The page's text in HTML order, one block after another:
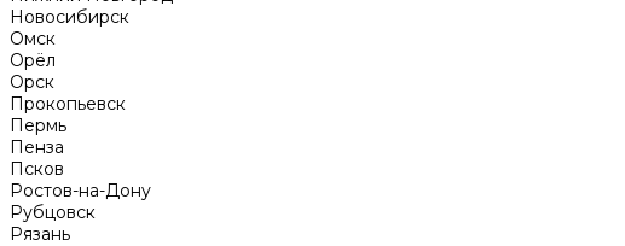
Новосибирск
Омск
Орёл
Орск
Прокопьевск
Пермь
Пенза
Псков
Ростов-на-Дону
Рубцовск
Рязань